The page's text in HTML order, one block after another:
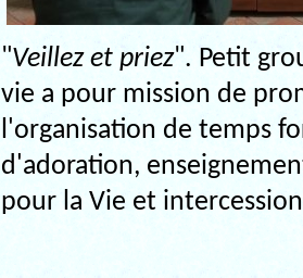
"Veillez et priez". Petit
vie a pour mission de
l'organisation de temps
d'adoration,
pour la Vie et